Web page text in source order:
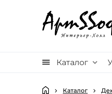
Каталог
Каталог